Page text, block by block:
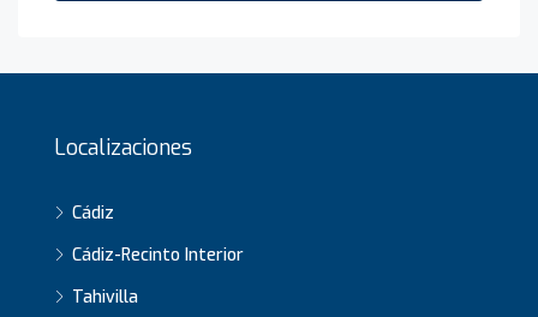
Localizaciones
Cádiz
Cádiz-Recinto Interior
Tahivilla